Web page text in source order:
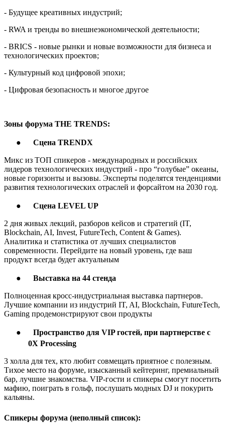
- Будущее креативных индустрий;
- RWA и тренды во внешнеэкономической деятельности;
- BRICS - новые рынки и новые возможности для бизнеса и
технологических проектов;
- Культурный код цифровой эпохи;
- Цифровая безопасность и многое другое
Зоны форума THE TRENDS:
● Сцена TRENDX
Микс из ТОП спикеров - международных и российских
лидеров технологических индустрий - про “голубые” океаны,
новые горизонты и вызовы. Эксперты поделятся тенденциями
развития технологических отраслей и форсайтом на 2030 год.
● Сцена LEVEL UP
2 дня живых лекций, разборов кейсов и стратегий (IT,
Blockchain, AI, Invest, FutureTech, Content & Games).
Аналитика и статистика от лучших специалистов
современности. Перейдите на новый уровень, где ваш
продукт всегда будет актуальным
● Выставка на 44 стенда
Полноценная кросс-индустриальная выставка партнеров.
Лучшие компании из индустрий IT, AI, Blockchain, FutureTech,
Gaming продемонстрируют свои продукты
●
Пространство для VIP гостей, при партнерстве с
0X Processing
3 холла для тех, кто любит совмещать приятное с полезным.
Тихое место на форуме, изысканный кейтеринг, премиальный
бар, лучшие знакомства. VIP-гости и спикеры смогут посетить
мафию, поиграть в гольф, послушать модных DJ и покурить
кальяны.
Спикеры форума (неполный список):